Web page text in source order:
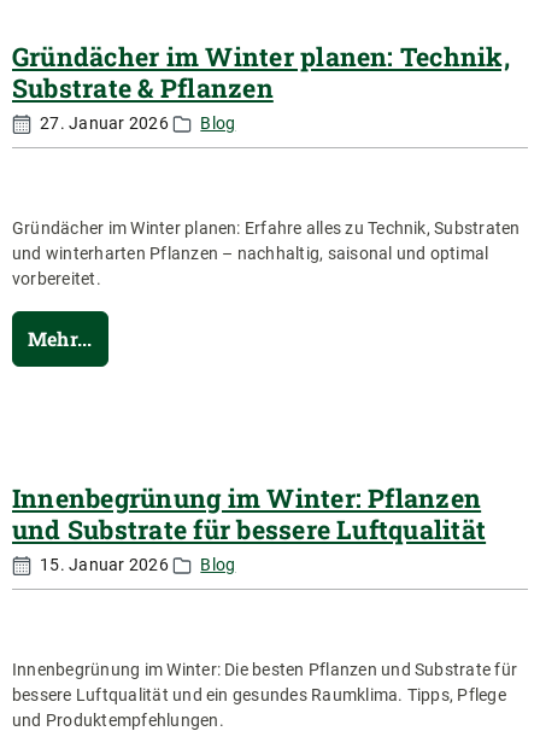
Gründächer im Winter planen: Technik,
Substrate & Pflanzen
27. Januar 2026 Blog
Gründächer im Winter planen: Erfahre alles zu Technik, Substraten
und winterharten Pflanzen – nachhaltig, saisonal und optimal
vorbereitet.
Mehr...
Innenbegrünung im Winter: Pflanzen
und Substrate für bessere Luftqualität
15. Januar 2026 Blog
Innenbegrünung im Winter: Die besten Pflanzen und Substrate für
bessere Luftqualität und ein gesundes Raumklima. Tipps, Pflege
und Produktempfehlungen.